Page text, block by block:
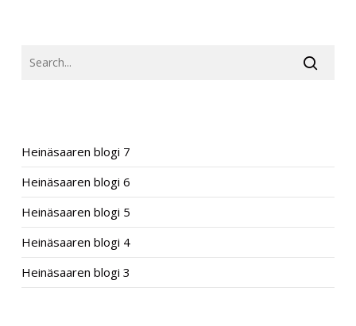
Heinäsaaren blogi 7
Heinäsaaren blogi 6
Heinäsaaren blogi 5
Heinäsaaren blogi 4
Heinäsaaren blogi 3